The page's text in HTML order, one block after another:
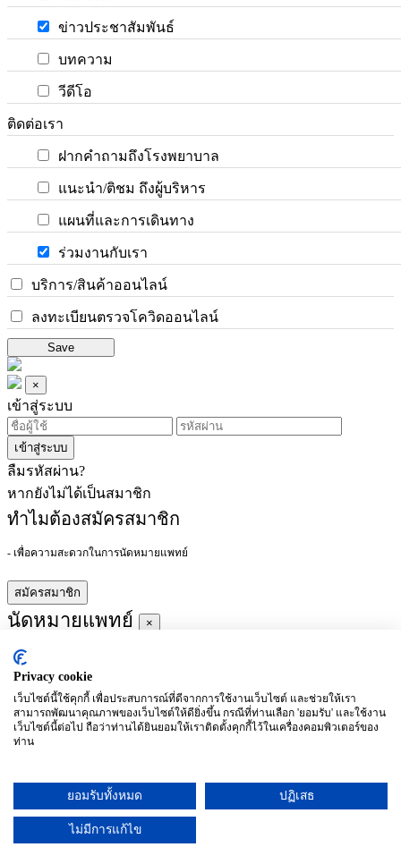
ข่าวประชาสัมพันธ์
บทความ
วีดีโอ
ติดต่อเรา
ฝากคำถามถึงโรงพยาบาล
แนะนำ/ติชม ถึงผู้บริหาร
แผนที่และการเดินทาง
ร่วมงานกับเรา
บริการ/สินค้าออนไลน์
ลงทะเบียนตรวจโควิดออนไลน์
Save
×
เข้าสู่ระบบ
เข้าสู่ระบบ
ลืมรหัสผ่าน?
หากยังไม่ได้เป็นสมาชิก
ทำไมต้องสมัครสมาชิก
- เพื่อความสะดวกในการนัดหมายแพทย์
สมัครสมาชิก
นัดหมายแพทย์ ×
ผู้ชำนาญการ
ประจำ :
อาทิตย์
จันทร์
(27/09)
อังคาร
(28/09)
พุธ
พฤหัสบดี
ศุกร์
เสาร์
Privacy cookie
เว็บไซต์นี้ใช้คุกกี้ เพื่อประสบการณ์ที่ดีจากการใช้งานเว็บไซต์ และช่วยให้เรา
สามารถพัฒนาคุณภาพของเว็บไซต์ให้ดียิ่งขึ้น กรณีที่ท่านเลือก 'ยอมรับ' และใช้งาน
เว็บไซต์นี้ต่อไป ถือว่าท่านได้ยินยอมให้เราติดตั้งคุกกี้ไว้ในเครื่องคอมพิวเตอร์ของ
ท่าน
ยอมรับทั้งหมด ปฏิเสธ
ไม่มีการแก้ไข